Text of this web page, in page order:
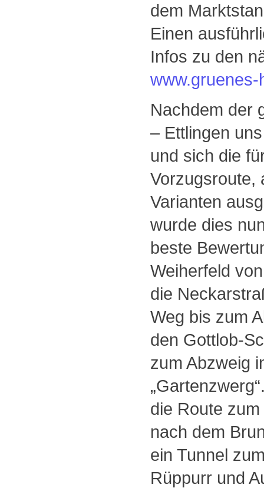
dem
Einen
Infos zu den
Nachdem der
– Ettlingen
und sich die
Vorzugsroute,
Varianten
wurde dies
beste
Weiherfeld
die
Weg bis zum
den Gottlob-
zum Abzweig
die Route
nach dem
ein Tunnel
Rüppurr und